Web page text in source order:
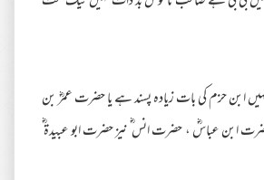
ابن حزم کی بات زیادہ پسند ہے یا حضرت عمرؓ بن
ابن عباسؓ ، حضرت انس ؓ نیز حضرت ابو عبیدۃ